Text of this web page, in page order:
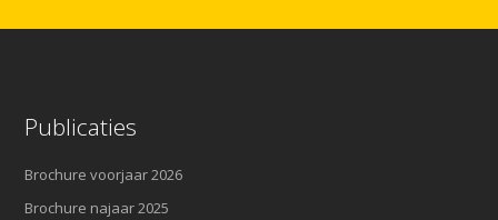
Publicaties
Brochure voorjaar 2026
Brochure najaar 2025